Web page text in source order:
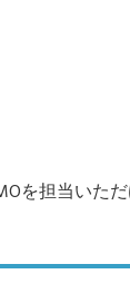
を担当いた